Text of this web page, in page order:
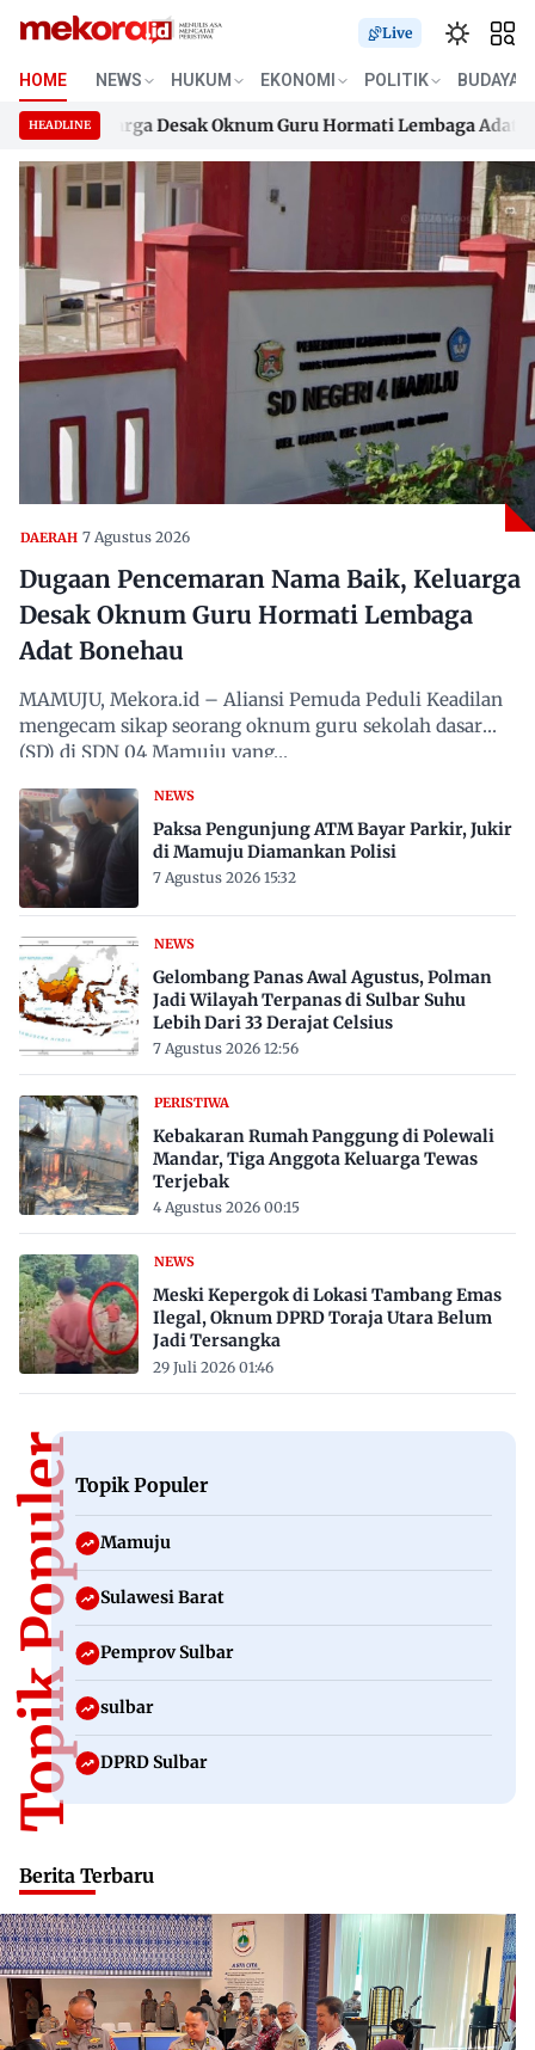
Skip
content
Live
HOME NEWS HUKUM EKONOMI POLITIK BUDAYA
HEADLINE
Keluarga Desak Oknum Guru Hormati Lembaga Adat
Keluarga Desak Oknum Guru Hormati Lembaga Adat
DAERAH 7 Agustus 2026
Dugaan Pencemaran Nama Baik, Keluarga
Desak Oknum Guru Hormati Lembaga
Adat Bonehau
MAMUJU, Mekora.id – Aliansi Pemuda Peduli Keadilan
mengecam sikap seorang oknum guru sekolah dasar
(SD) di SDN 04 Mamuju yang…
NEWS
Paksa Pengunjung ATM Bayar Parkir, Jukir
di Mamuju Diamankan Polisi
7 Agustus 2026 15:32
NEWS
Gelombang Panas Awal Agustus, Polman
Jadi Wilayah Terpanas di Sulbar Suhu
Lebih Dari 33 Derajat Celsius
7 Agustus 2026 12:56
PERISTIWA
Kebakaran Rumah Panggung di Polewali
Mandar, Tiga Anggota Keluarga Tewas
Terjebak
4 Agustus 2026 00:15
NEWS
Meski Kepergok di Lokasi Tambang Emas
Ilegal, Oknum DPRD Toraja Utara Belum
Jadi Tersangka
29 Juli 2026 01:46
Topik PopulerTopik Populer
Mamuju
Sulawesi Barat
Pemprov Sulbar
sulbar
DPRD Sulbar
Berita Terbaru